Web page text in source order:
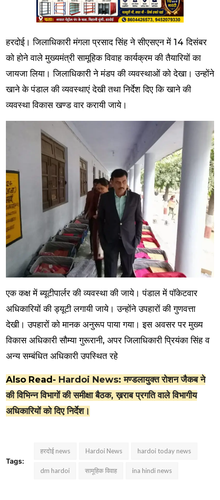
हरदोई। जिलाधिकारी मंगला प्रसाद सिंह ने सीएसएन में 14 दिसंबर
को होने वाले मुख्यमंत्री सामूहिक विवाह कार्यक्रम की तैयारियों का
जायजा लिया। जिलाधिकारी ने मंडप की व्यवस्थाओं को देखा। उन्होंने
खाने के पंडाल की व्यवस्थाएं देखी तथा निर्देश दिए कि खाने की
व्यवस्था विकास खण्ड वार करायी जाये।
एक कक्ष में ब्यूटीपार्लर की व्यवस्था की जाये। पंडाल में पॉकेटवार
अधिकारियों की ड्यूटी लगायी जाये। उन्होंने उपहारों की गुणवत्ता
देखी। उपहारों को मानक अनुरूप पाया गया। इस अवसर पर मुख्य
विकास अधिकारी सौम्या गुरूरानी, अपर जिलाधिकारी प्रियंका सिंह व
अन्य सम्बंधित अधिकारी उपस्थित रहे
Also Read- Hardoi News: मण्डलायुक्त रोशन जैकब ने
की विभिन्न विभागों की समीक्षा बैठक, ख़राब प्रगति वाले विभागीय
अधिकारियों को दिए निर्देश।
Tags:
हरदोई news Hardoi News hardoi today news
dm hardoi सामूहिक विवाह ina hindi news